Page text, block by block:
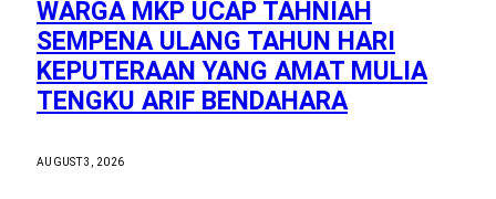
WARGA MKP UCAP TAHNIAH
SEMPENA ULANG TAHUN HARI
KEPUTERAAN YANG AMAT MULIA
TENGKU ARIF BENDAHARA
AUGUST 3, 2026